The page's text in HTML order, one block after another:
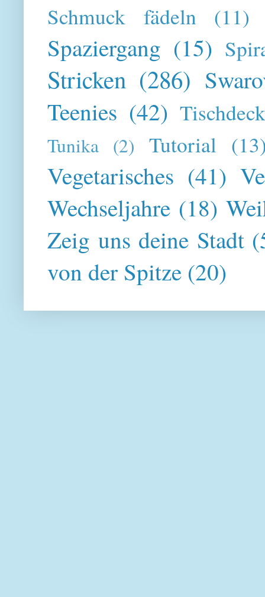
Schmuck fädeln (11)
Spaziergang (15)
Stricken (286)
Teenies (42)
Tunika (2) Tutorial
Vegetarisches (41)
Wechseljahre (18)
Zeig uns deine Stadt
von der Spitze (20)